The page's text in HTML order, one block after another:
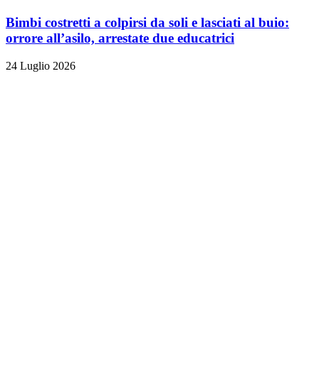
Bimbi costretti a colpirsi da soli e lasciati al buio:
orrore all’asilo, arrestate due educatrici
24 Luglio 2026